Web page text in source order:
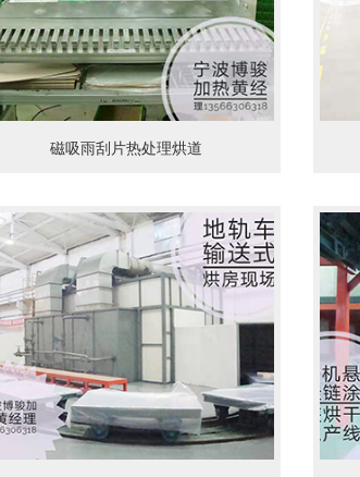
磁吸雨刮片热处理烘道